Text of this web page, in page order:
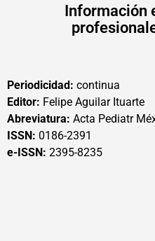
Información
Periodicidad: continua
Editor: Felipe Aguilar Ituarte
Abreviatura: Acta Pediatr
ISSN: 0186-2391
e-ISSN: 2395-8235